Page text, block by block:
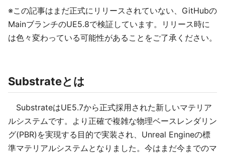
※この記事はまだ正式にリリースされていない、GitHubの
MainブランチのUE5.8で検証しています。リリース時に
は色々変わっている可能性があることをご了承ください。
Substrateとは
SubstrateはUE5.7から正式採用された新しいマテリア
ルシステムです。より正確で複雑な物理ベースレンダリン
グ(PBR)を実現する目的で実装され、Unreal Engineの標
準マテリアルシステムとなりました。今はまだ今までのマ